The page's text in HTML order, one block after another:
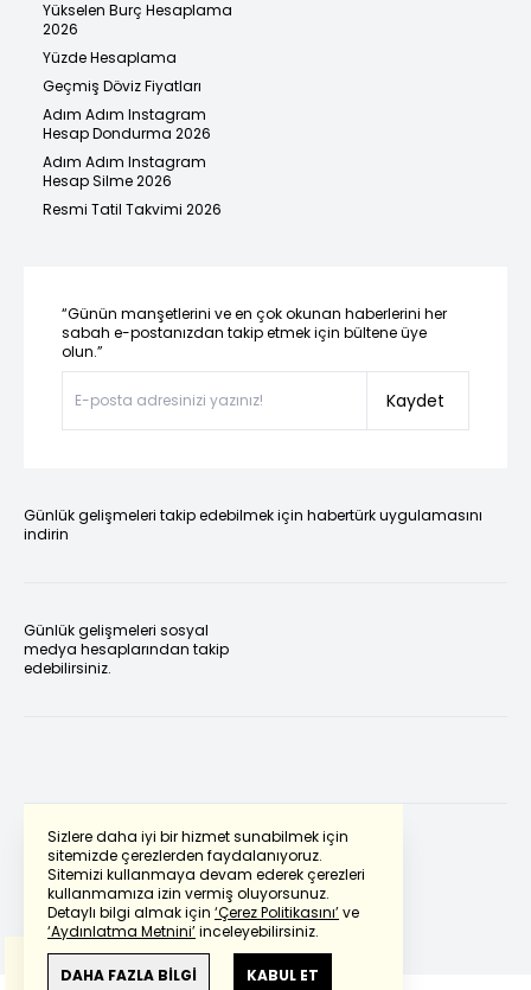
Sizlere daha iyi bir hizmet sunabilmek için
sitemizde çerezlerden faydalanıyoruz.
Sitemizi kullanmaya devam ederek çerezleri
kullanmamıza izin vermiş oluyorsunuz.
Detaylı bilgi almak için ‘Çerez Politikasını’ve
‘Aydınlatma Metnini’inceleyebilirsiniz.
DAHA FAZLA BİLGİ KABUL ET
Yükselen Burç Hesaplama
2026
Yüzde Hesaplama
Geçmiş Döviz Fiyatları
Adım Adım Instagram
Hesap Dondurma 2026
Adım Adım Instagram
Hesap Silme 2026
Resmi Tatil Takvimi 2026
“Günün manşetlerini ve en çok okunan haberlerini her
sabah e-postanızdan takip etmek için bültene üye
olun.”
Kaydet
Günlük gelişmeleri takip edebilmek için habertürk uygulamasını
indirin
Günlük gelişmeleri sosyal
medya hesaplarından takip
edebilirsiniz.
Powered by Translate
Bu çevirideGoogle Transletekullanılmıştır.
Anlam ve çeviri hatalarından
haberturk.com